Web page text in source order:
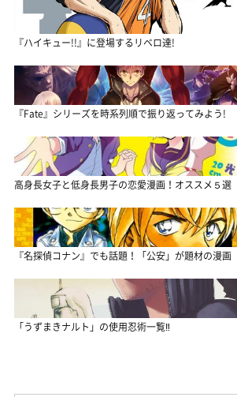
『ハイキュー!!』に登場するリベロ達!
『Fate』シリーズを時系列順で振り返ってみよう!
高身長女子と低身長男子の恋愛漫画！オススメ５選
『名探偵コナン』でも話題！「公安」が題材の漫画
「うずまきナルト」の使用忍術一覧‼